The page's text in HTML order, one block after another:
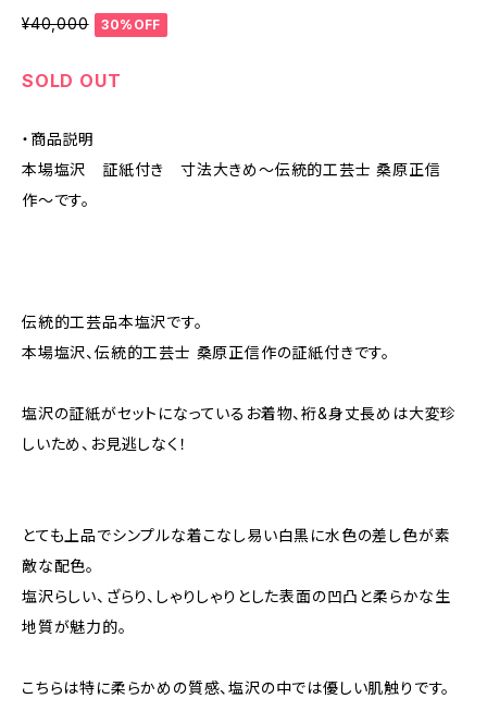
¥40,000 30%OFF
SOLD OUT
・商品説明
本場塩沢 証紙付き 寸法大きめ〜伝統的工芸士 桑原正信
作〜です。
伝統的工芸品本塩沢です。
本場塩沢、伝統的工芸士 桑原正信作の証紙付きです。
塩沢の証紙がセットになっているお着物、裄&身丈長めは大変珍
しいため、お見逃しなく！
とても上品でシンプルな着こなし易い白黒に水色の差し色が素
敵な配色。
塩沢らしい、ざらり、しゃりしゃりとした表面の凹凸と柔らかな生
地質が魅力的。
こちらは特に柔らかめの質感、塩沢の中では優しい肌触りです。